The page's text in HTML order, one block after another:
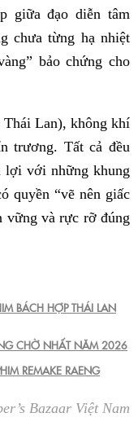
giữa đạo diễn tâm
chưa từng hạ nhiệt
bảo chứng cho
Lan), không khí
trương. Tất cả đều
lợi với những khung
quyền “vẽ nên giấc
vững và rực rỡ đúng
BÁCH HỢP THÁI LAN
CHỜ NHẤT NĂM 2026
REMAKE RAENG
Bazaar Việt Nam